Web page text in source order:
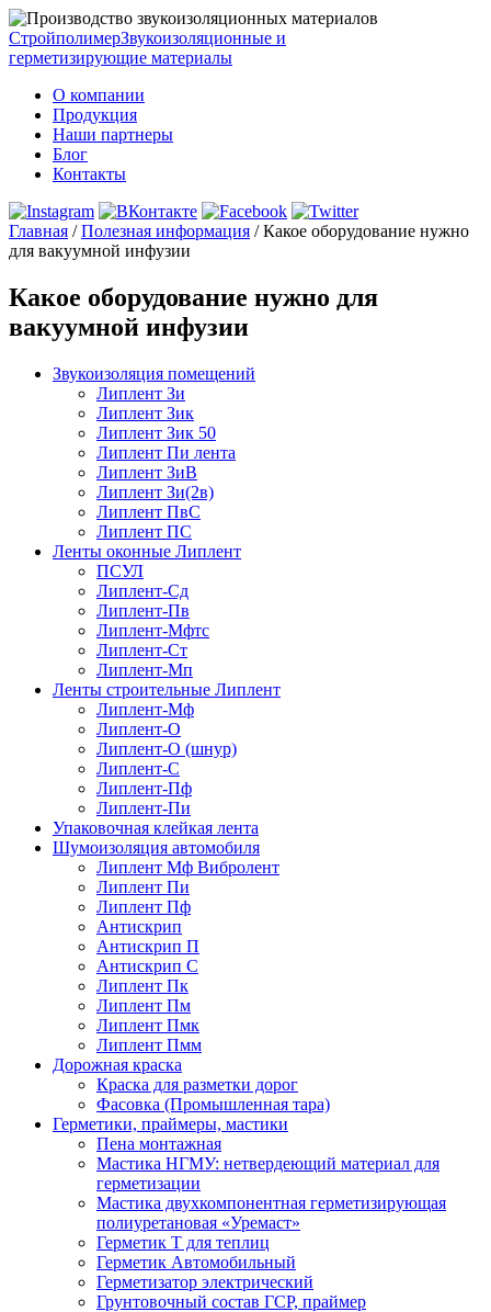
СтройполимерЗвукоизоляционные и
герметизирующие материалы
О компании
Продукция
Наши партнеры
Блог
Контакты
Главная /Полезная информация /Какое оборудование нужно
для вакуумной инфузии
Какое оборудование нужно для
вакуумной инфузии
Звукоизоляция помещений
Липлент Зи
Липлент Зик
Липлент Зик 50
Липлент Пи лента
Липлент ЗиВ
Липлент Зи(2в)
Липлент ПвC
Липлент ПС
Ленты оконные Липлент
ПСУЛ
Липлент-Сд
Липлент-Пв
Липлент-Мфтс
Липлент-Ст
Липлент-Мп
Ленты строительные Липлент
Липлент-Мф
Липлент-О
Липлент-О (шнур)
Липлент-С
Липлент-Пф
Липлент-Пи
Упаковочная клейкая лента
Шумоизоляция автомобиля
Липлент Мф Вибролент
Липлент Пи
Липлент Пф
Антискрип
Антискрип П
Антискрип С
Липлент Пк
Липлент Пм
Липлент Пмк
Липлент Пмм
Дорожная краска
Краска для разметки дорог
Фасовка (Промышленная тара)
Герметики, праймеры, мастики
Пена монтажная
Мастика НГМУ: нетвердеющий материал для
герметизации
Мастика двухкомпонентная герметизирующая
полиуретановая «Уремаст»
Герметик Т для теплиц
Герметик Автомобильный
Герметизатор электрический
Грунтовочный состав ГСР, праймер